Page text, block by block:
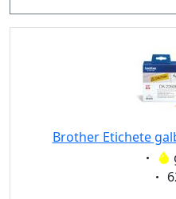
29mm x 90mm
38mm x 90mm
62mm x 100mm
Brother Etichete